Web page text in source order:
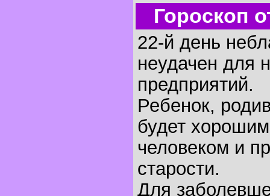
Гороскоп
22-й день
неудачен для
предприятий.
Ребенок,
будет
человеком и
старости.
Для